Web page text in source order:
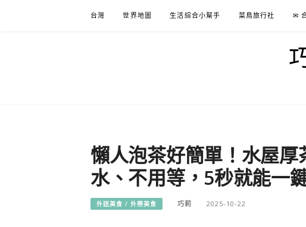
台灣 世界地圖 生活綜合小幫手 菜鳥旅行社 ✉
懶人泡茶好簡單！水屋
水、不用等，5秒就能一
外送美食 / 外帶美食 巧莉 2025-10-22